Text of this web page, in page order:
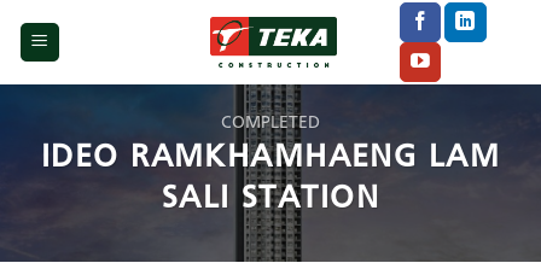
COMPLETED
IDEO RAMKHAMHAENG LAM
SALI STATION